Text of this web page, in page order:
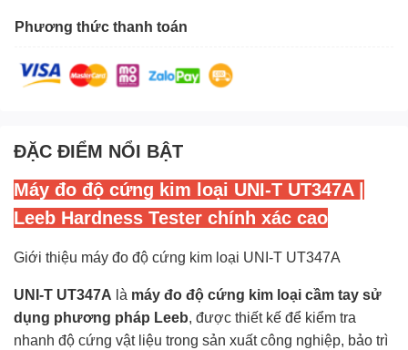
Phương thức thanh toán
ĐẶC ĐIỂM NỔI BẬT
Máy đo độ cứng kim loại UNI-T UT347A |
Leeb Hardness Tester chính xác cao
Giới thiệu máy đo độ cứng kim loại UNI-T UT347A
UNI-T UT347A là máy đo độ cứng kim loại cầm tay sử
dụng phương pháp Leeb, được thiết kế để kiểm tra
nhanh độ cứng vật liệu trong sản xuất công nghiệp, bảo trì